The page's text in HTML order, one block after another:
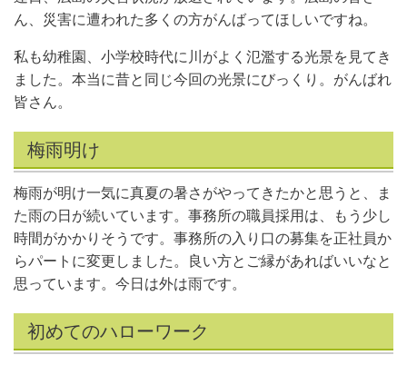
ん、災害に遭われた多くの方がんばってほしいですね。
私も幼稚園、小学校時代に川がよく氾濫する光景を見てき
ました。本当に昔と同じ今回の光景にびっくり。がんばれ
皆さん。
梅雨明け
梅雨が明け一気に真夏の暑さがやってきたかと思うと、ま
た雨の日が続いています。事務所の職員採用は、もう少し
時間がかかりそうです。事務所の入り口の募集を正社員か
らパートに変更しました。良い方とご縁があればいいなと
思っています。今日は外は雨です。
初めてのハローワーク